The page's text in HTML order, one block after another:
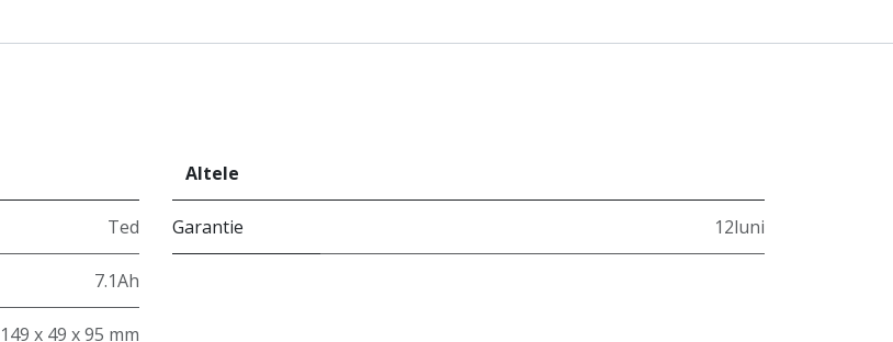
Ted
7.1Ah
149 x 49 x 95 mm
Altele
Garantie 12luni